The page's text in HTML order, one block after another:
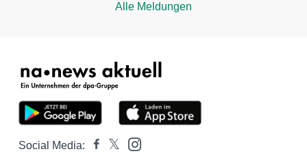
Alle Meldungen
Social Media: